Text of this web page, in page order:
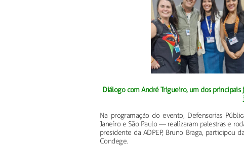
Diálogo com André Trigueiro, um dos
Na programação do evento, Defensorias
Janeiro e São Paulo — realizaram palestras e
presidente da ADPEP, Bruno Braga, participou
Condege.